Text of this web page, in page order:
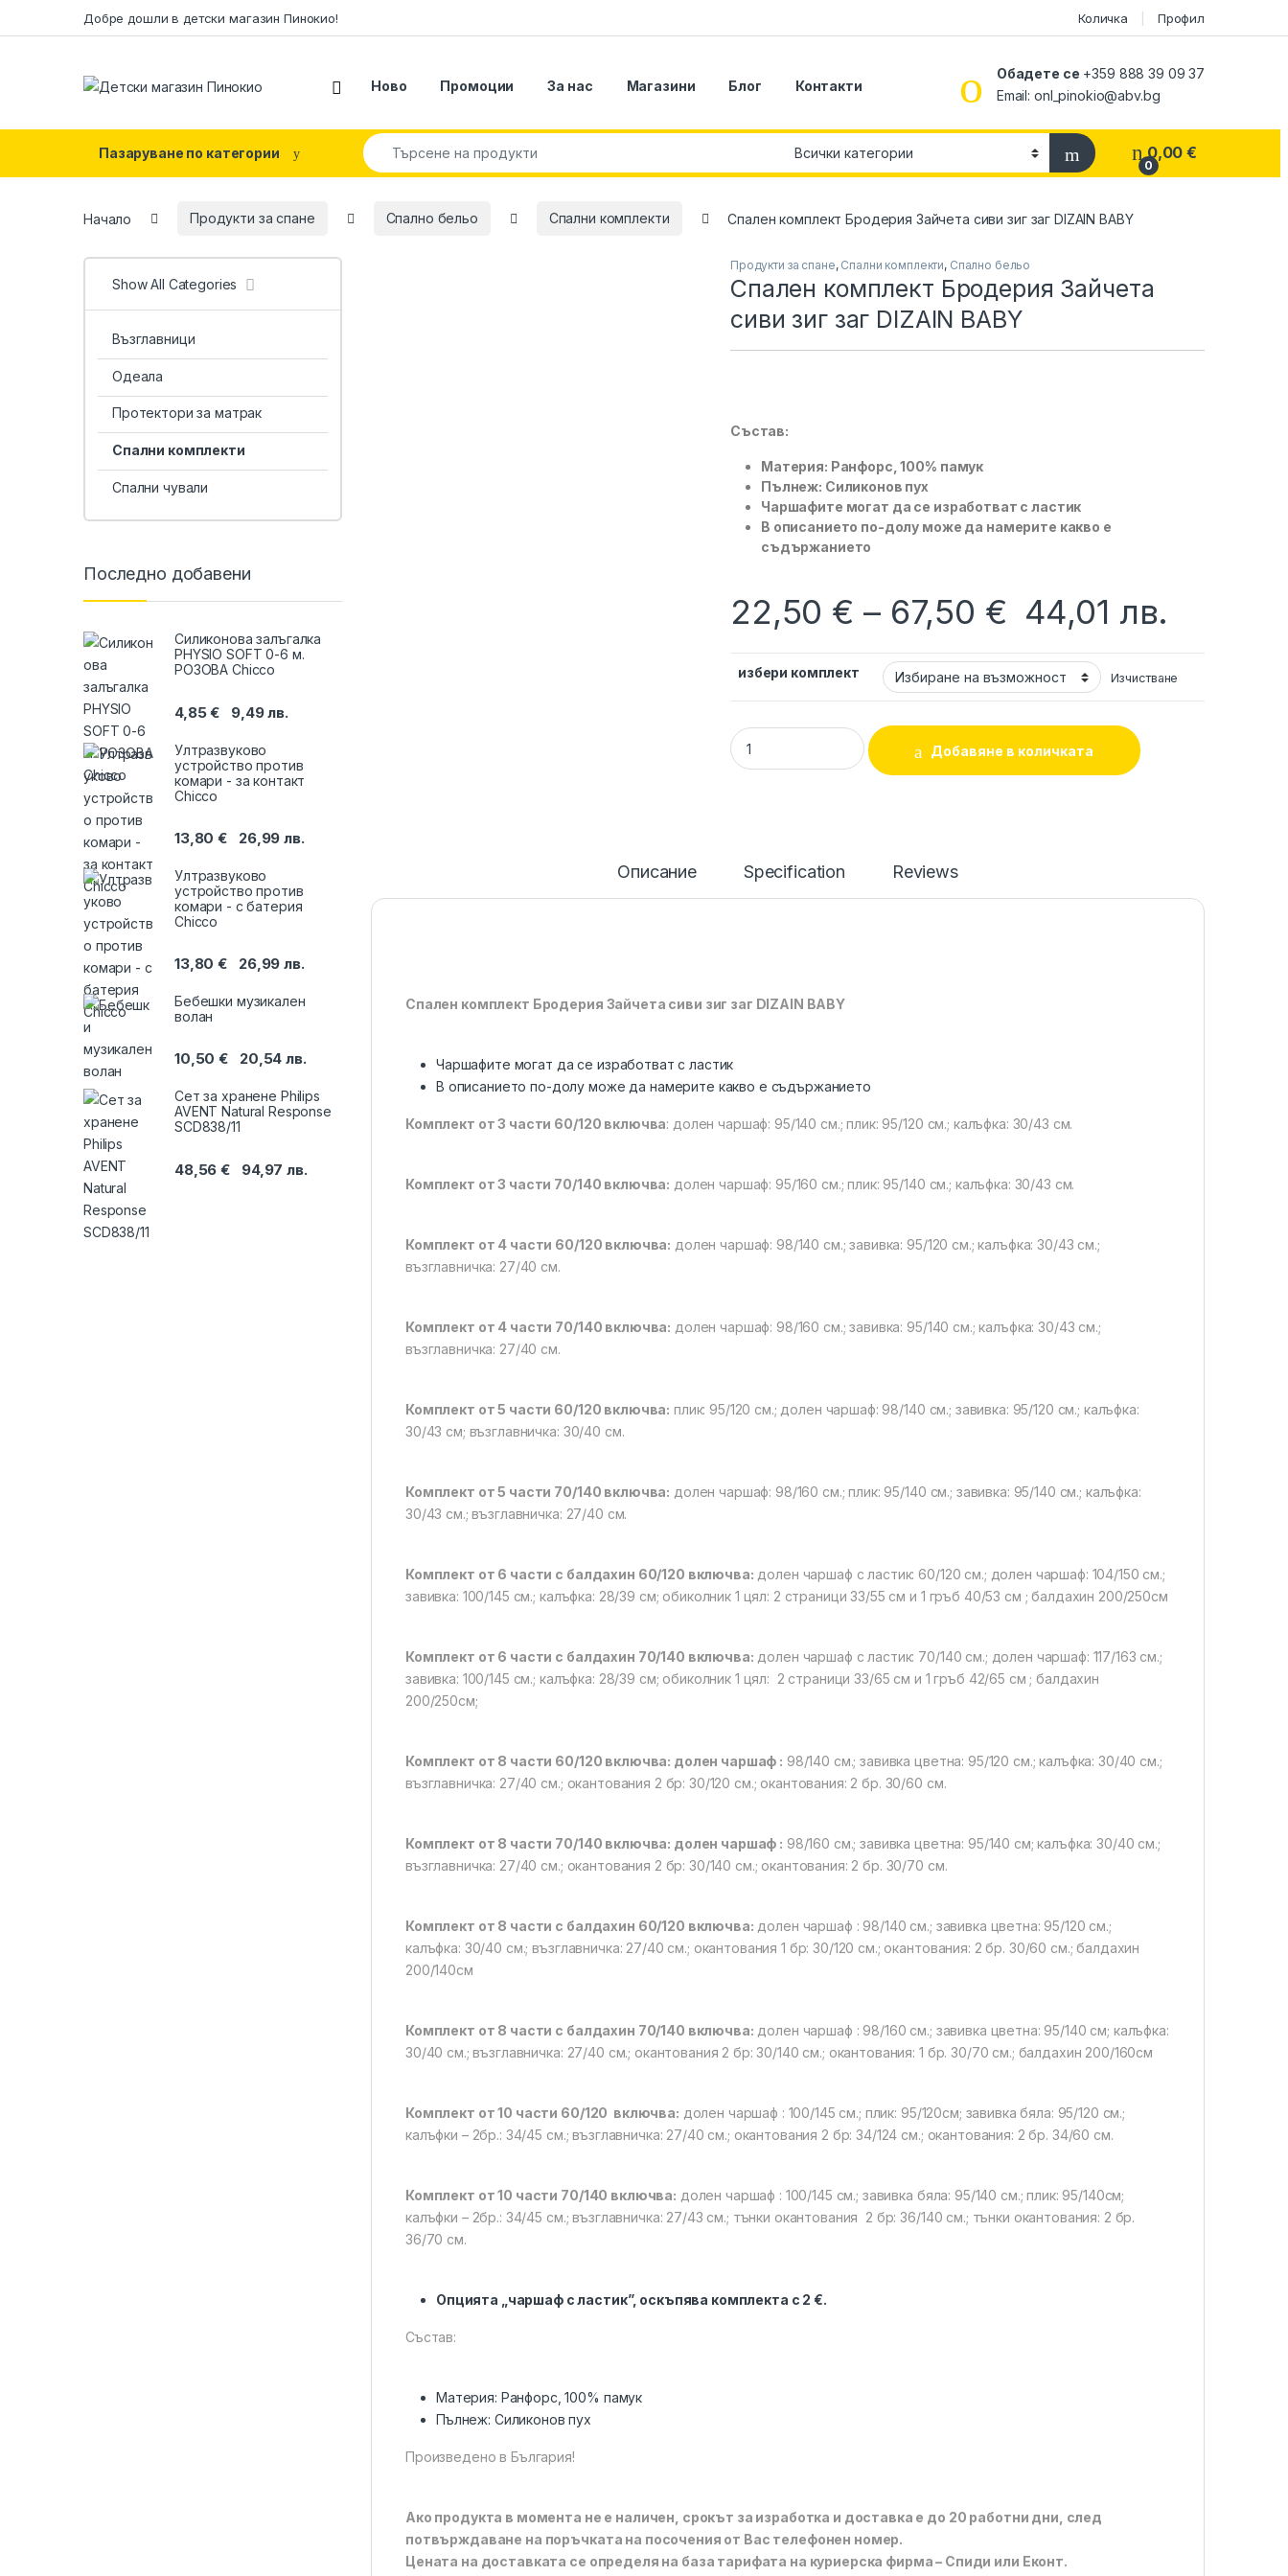
Добре дошли в детски магазин Пинокио! Количка Профил
Ново Промоции За нас Магазини Блог Контакти
Обадете се +359 888 39 09 37
Email: onl_pinokio@abv.bg
Пазаруване по категории
Search for:
0
0,00€
Начало Продукти за спане Спално бельо Спални комплекти Спален комплект Бродерия Зайчета сиви зиг заг DIZAIN BABY
Продукти за спане, Спални комплекти, Спално бельо
Спален комплект Бродерия Зайчета
сиви зиг заг DIZAIN BABY
Състав:
Материя: Ранфорс, 100% памук
Пълнеж: Силиконов пух
Чаршафите могат да се изработват с ластик
В описанието по-долу може да намерите какво е
съдържанието
22,50 € – 67,50 € Price range:
44,01 лв.
избери комплект Изчистване
Спален комплект Бродерия Зайчета сиви зиг заг DIZAIN BABY quantity
Добавяне в количката
Описание Specification Reviews
Спален комплект Бродерия Зайчета сиви зиг заг DIZAIN BABY
Чаршафите могат да се изработват с ластик
В описанието по-долу може да намерите какво е съдържанието
Комплект от 3 части 60/120 включва: долен чаршаф: 95/140 см.; плик: 95/120 см.; калъфка: 30/43 см.
Комплект от 3 части 70/140 включва: долен чаршаф: 95/160 см.; плик: 95/140 см.; калъфка: 30/43 см.
Комплект от 4 части 60/120 включва: долен чаршаф: 98/140 см.; завивка: 95/120 см.; калъфка: 30/43 см.;
възглавничка: 27/40 см.
Комплект от 4 части 70/140 включва: долен чаршаф: 98/160 см.; завивка: 95/140 см.; калъфка: 30/43 см.;
възглавничка: 27/40 см.
Комплект от 5 части 60/120 включва: плик: 95/120 см.; долен чаршаф: 98/140 см.; завивка: 95/120 см.; калъфка:
30/43 см; възглавничка: 30/40 см.
Комплект от 5 части 70/140 включва: долен чаршаф: 98/160 см.; плик: 95/140 см.; завивка: 95/140 см.; калъфка:
30/43 см.; възглавничка: 27/40 см.
Комплект от 6 части с балдахин 60/120 включва: долен чаршаф с ластик: 60/120 см.; долен чаршаф: 104/150 см.;
завивка: 100/145 см.; калъфка: 28/39 см; обиколник 1 цял: 2 страници 33/55 см и 1 гръб 40/53 см ; балдахин 200/250см
Комплект от 6 части с балдахин 70/140 включва: долен чаршаф с ластик: 70/140 см.; долен чаршаф: 117/163 см.;
завивка: 100/145 см.; калъфка: 28/39 см; обиколник 1 цял: 2 страници 33/65 см и 1 гръб 42/65 см ; балдахин
200/250см;
Комплект от 8 части 60/120 включва: долен чаршаф : 98/140 см.; завивка цветна: 95/120 см.; калъфка: 30/40 см.;
възглавничка: 27/40 см.; окантования 2 бр: 30/120 см.; окантования: 2 бр. 30/60 см.
Комплект от 8 части 70/140 включва: долен чаршаф : 98/160 см.; завивка цветна: 95/140 см; калъфка: 30/40 см.;
възглавничка: 27/40 см.; окантования 2 бр: 30/140 см.; окантования: 2 бр. 30/70 см.
Комплект от 8 части с балдахин 60/120 включва: долен чаршаф : 98/140 см.; завивка цветна: 95/120 см.;
калъфка: 30/40 см.; възглавничка: 27/40 см.; окантования 1 бр: 30/120 см.; окантования: 2 бр. 30/60 см.; балдахин
200/140см
Комплект от 8 части с балдахин 70/140 включва: долен чаршаф : 98/160 см.; завивка цветна: 95/140 см; калъфка:
30/40 см.; възглавничка: 27/40 см.; окантования 2 бр: 30/140 см.; окантования: 1 бр. 30/70 см.; балдахин 200/160см
Комплект от 10 части 60/120 включва: долен чаршаф : 100/145 см.; плик: 95/120см; завивка бяла: 95/120 см.;
калъфки – 2бр.: 34/45 см.; възглавничка: 27/40 см.; окантования 2 бр: 34/124 см.; окантования: 2 бр. 34/60 см.
Комплект от 10 части 70/140 включва: долен чаршаф : 100/145 см.; завивка бяла: 95/140 см.; плик: 95/140см;
калъфки – 2бр.: 34/45 см.; възглавничка: 27/43 см.; тънки окантования 2 бр: 36/140 см.; тънки окантования: 2 бр.
36/70 см.
Опцията „чаршаф с ластик”, оскъпява комплекта с 2 €.
Състав:
Материя: Ранфорс, 100% памук
Пълнеж: Силиконов пух
Произведено в България!
Ако продукта в момента не е наличен, срокът за изработка и доставка е до 20 работни дни, след
потвърждаване на поръчката на посочения от Вас телефонен номер.
Цената на доставката се определя на база тарифата на куриерска фирма – Спиди или Еконт.
Show All Categories
Възглавници
Одеала
Протектори за матрак
Спални комплекти
Спални чували
Последно добавени
Силиконова залъгалка
PHYSIO SOFТ 0-6 м.
РОЗОВА Chicco
4,85€ 9,49лв.
Ултразвуково
устройство против
комари - за контакт
Chicco
13,80€ 26,99лв.
Ултразвуково
устройство против
комари - с батерия
Chicco
13,80€ 26,99лв.
Бебешки музикален
волан
10,50€ 20,54лв.
Сет за хранене Philips
AVENT Natural Response
SCD838/11
48,56€ 94,97лв.